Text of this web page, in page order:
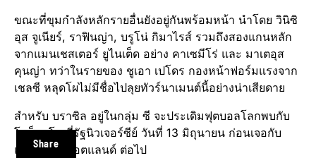
Share
ขณะที่ขุมกำลังหลักรายอื่นยังอยู่กันพร้อมหน้า นำโดย วินิซิ
อุส จูเนียร์, ราฟินญ่า, บรูโน่ กิมาไรส์ รวมถึงสองแกนหลัก
จากแมนเชสเตอร์ ยูไนเต็ด อย่าง คาเซมีโร่ และ มาเตอุส
คุนญ่า ทว่าในรายของ ชูเอา เปโดร กองหน้าฟอร์มแรงจาก
เชลซี หลุดโผไม่มีชื่อไปลุยทัวร์นาเมนต์นี้อย่างน่าเสียดาย
สำหรับ บราซิล อยู่ในกลุ่ม ซี จะประเดิมฟุตบอลโลกพบกับ
โมร็อกโก ที่รัฐนิวเจอร์ซีย์ วันที่ 13 มิถุนายน ก่อนเจอกับ
เฮติ และ สกอตแลนด์ ต่อไป